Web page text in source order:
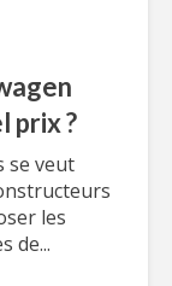
prix ?
se veut
les
de...